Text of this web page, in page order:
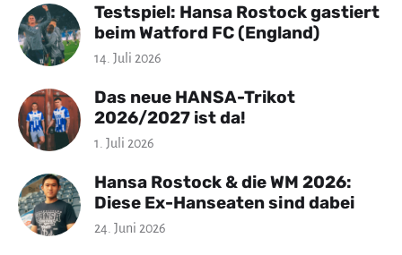
Testspiel: Hansa Rostock gastiert
beim Watford FC (England)
14. Juli 2026
Das neue HANSA-Trikot
2026/2027 ist da!
1. Juli 2026
Hansa Rostock & die WM 2026:
Diese Ex-Hanseaten sind dabei
24. Juni 2026